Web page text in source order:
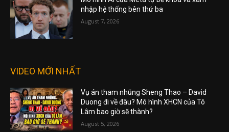
nhập hệ thống bên thứ ba
August 7, 2026
VIDEO MỚI NHẤT
Vụ án tham nhũng Sheng Thao – David
Duong đi về đâu? Mô hình XHCN của Tô
Lâm bao giờ sẽ thành?
August 5, 2026